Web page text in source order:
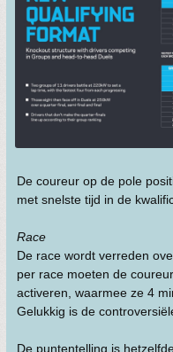
De coureur op de pole
met snelste tijd in de
Race
De race wordt verreden
per race moeten de
activeren, waarmee ze 4
Gelukkig is de
De puntentelling is